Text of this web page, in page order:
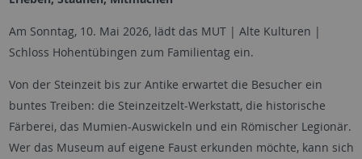
Am Sonntag, 10. Mai 2026, lädt das MUT | Alte Kulturen |
Schloss Hohentübingen zum Familientag ein.
Von der Steinzeit bis zur Antike erwartet die Besucher ein
buntes Treiben: die Steinzeitzelt-Werkstatt, die historische
Färberei, das Mumien-Auswickeln und ein Römischer Legionär.
Wer das Museum auf eigene Faust erkunden möchte, kann sich